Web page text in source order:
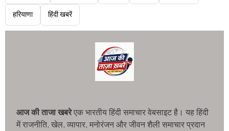
हरियाणा हिंदी खबरें
आज की ताजा खबरेएक भारतीय हिंदी समाचार वेबसाइट है। यह हिंदी
में राजनीति, खेल, व्यापार, मनोरंजन और जीवन शैली समाचार प्रदान